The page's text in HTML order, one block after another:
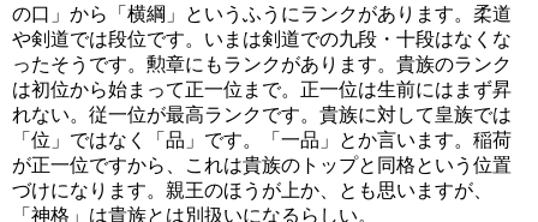
の口」から「横綱」というふうにランクがあります。柔道
や剣道では段位です。いまは剣道での九段・十段はなくな
ったそうです。勲章にもランクがあります。貴族のランク
は初位から始まって正一位まで。正一位は生前にはまず昇
れない。従一位が最高ランクです。貴族に対して皇族では
「位」ではなく「品」です。「一品」とか言います。稲荷
が正一位ですから、これは貴族のトップと同格という位置
づけになります。親王のほうが上か、とも思いますが、
「神格」は貴族とは別扱いになるらしい。